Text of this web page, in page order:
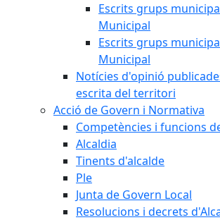
Escrits grups
Municipal
Escrits grups
Municipal
Notícies d'opinió
escrita del territori
Acció de Govern i Normativa
Competències i funcions
Alcaldia
Tinents d'alcalde
Ple
Junta de Govern Local
Resolucions i decrets